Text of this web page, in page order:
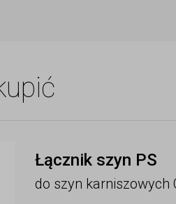
Łącznik szyn PS
do szyn karniszowych